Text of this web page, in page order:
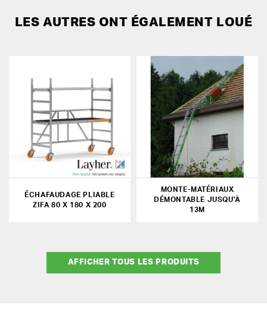
LES AUTRES ONT ÉGALEMENT LOUÉ
ÉCHAFAUDAGE PLIABLE
ZIFA 80 X 180 X 200
MONTE-MATÉRIAUX
DÉMONTABLE JUSQU'À
13M
AFFICHER TOUS LES PRODUITS